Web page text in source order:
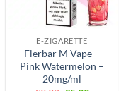
E-ZIGARETTE
Flerbar M Vape –
Pink Watermelon –
20mg/ml